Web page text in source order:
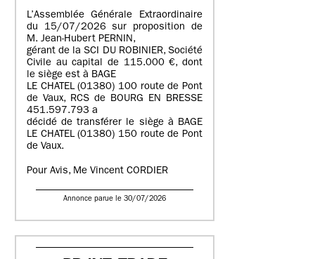
L’Assemblée Générale Extraordinaire
du 15/07/2026 sur proposition de
M. Jean-Hubert PERNIN,
gérant de la SCI DU ROBINIER, Société
Civile au capital de 115.000 €, dont
le siège est à BAGE
LE CHATEL (01380) 100 route de Pont
de Vaux, RCS de BOURG EN BRESSE
451.597.793 a
décidé de transférer le siège à BAGE
LE CHATEL (01380) 150 route de Pont
de Vaux.
Pour Avis, Me Vincent CORDIER
Annonce parue le 30/07/2026